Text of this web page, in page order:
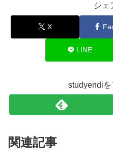
シェ
X
LINE
studyendi
関連記事